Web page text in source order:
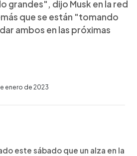
grandes", dijo Musk en la red
que se están "tomando
ambos en las próximas
enero de 2023
este sábado que un alza en la